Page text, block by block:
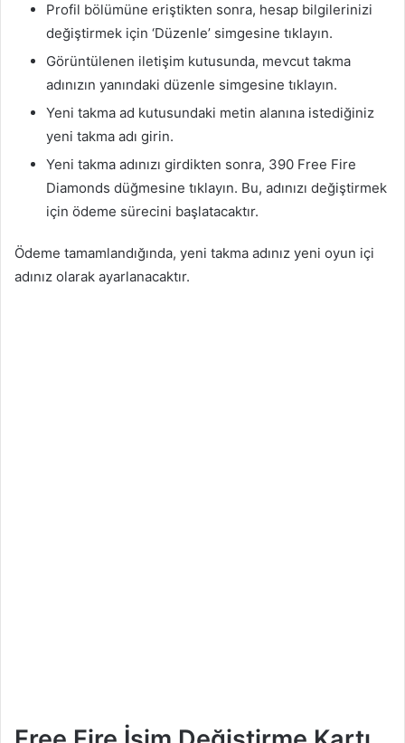
Profil bölümüne eriştikten sonra, hesap bilgilerinizi
değiştirmek için ‘Düzenle’ simgesine tıklayın.
Görüntülenen iletişim kutusunda, mevcut takma
adınızın yanındaki düzenle simgesine tıklayın.
Yeni takma ad kutusundaki metin alanına istediğiniz
yeni takma adı girin.
Yeni takma adınızı girdikten sonra, 390 Free Fire
Diamonds düğmesine tıklayın. Bu, adınızı değiştirmek
için ödeme sürecini başlatacaktır.
Ödeme tamamlandığında, yeni takma adınız yeni oyun içi
adınız olarak ayarlanacaktır.